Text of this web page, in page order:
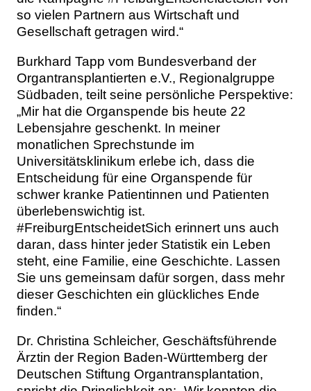
so vielen Partnern aus Wirtschaft und
Gesellschaft getragen wird.“
Burkhard Tapp vom Bundesverband der
Organtransplantierten e.V., Regionalgruppe
Südbaden, teilt seine persönliche Perspektive:
„Mir hat die Organspende bis heute 22
Lebensjahre geschenkt. In meiner
monatlichen Sprechstunde im
Universitätsklinikum erlebe ich, dass die
Entscheidung für eine Organspende für
schwer kranke Patientinnen und Patienten
überlebenswichtig ist.
#FreiburgEntscheidetSich erinnert uns auch
daran, dass hinter jeder Statistik ein Leben
steht, eine Familie, eine Geschichte. Lassen
Sie uns gemeinsam dafür sorgen, dass mehr
dieser Geschichten ein glückliches Ende
finden.“
Dr. Christina Schleicher, Geschäftsführende
Ärztin der Region Baden-Württemberg der
Deutschen Stiftung Organtransplantation,